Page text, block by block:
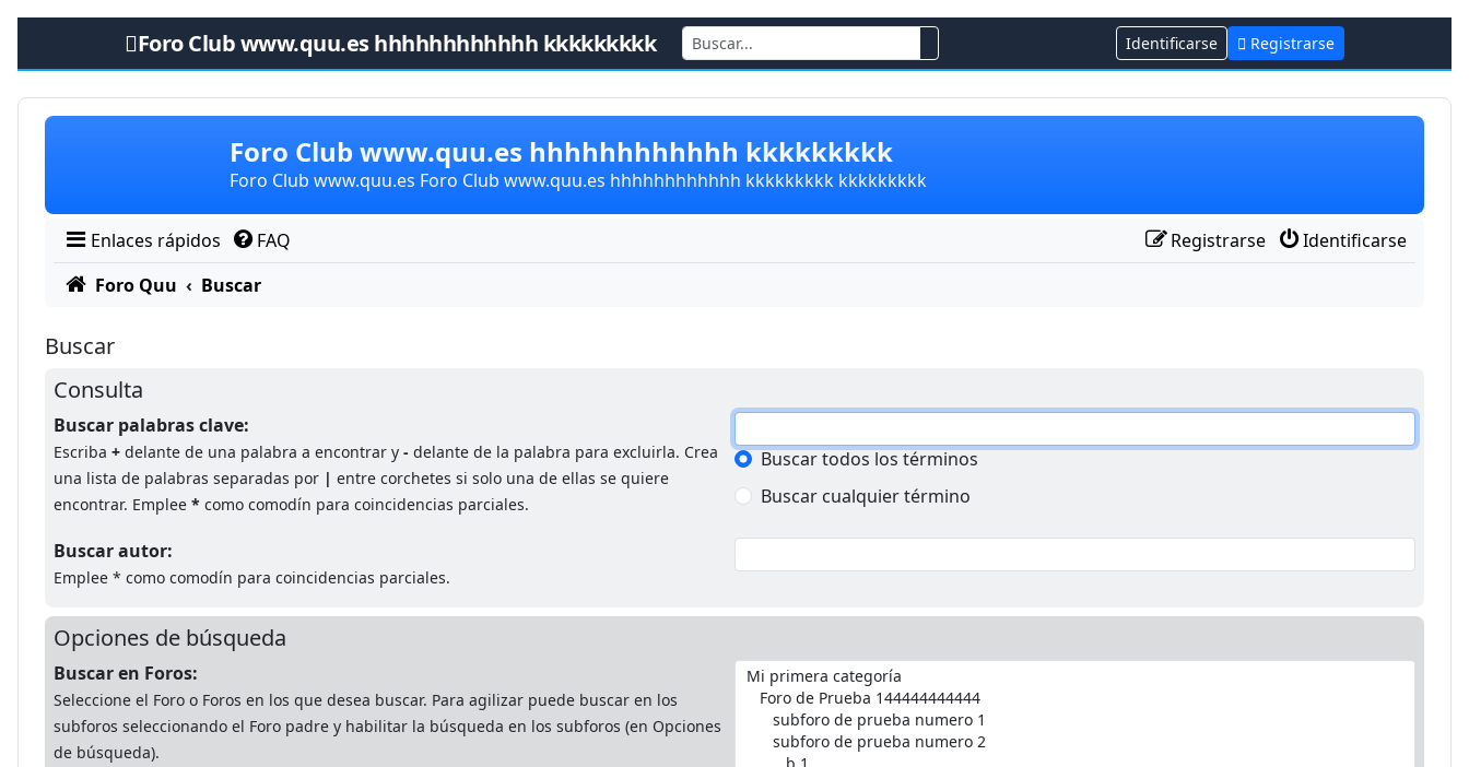
Foro Club www.quu.es hhhhhhhhhhhh kkkkkkkkk Identificarse Registrarse
Obviar
Foro Club www.quu.es hhhhhhhhhhhh kkkkkkkkk
Foro Club www.quu.es Foro Club www.quu.es hhhhhhhhhhhh kkkkkkkkk kkkkkkkkk
Enlaces rápidos FAQ Identificarse
Registrarse
Foro Quu
Buscar
Buscar
Consulta
Buscar palabras clave:
Escriba + delante de una palabra a encontrar y - delante de la palabra para excluirla. Crea
una lista de palabras separadas por | entre corchetes si solo una de ellas se quiere
encontrar. Emplee * como comodín para coincidencias parciales.
Buscar todos los términos
Buscar cualquier término
Buscar autor:
Emplee * como comodín para coincidencias parciales.
Opciones de búsqueda
Buscar en Foros:
Seleccione el Foro o Foros en los que desea buscar. Para agilizar puede buscar en los
subforos seleccionando el Foro padre y habilitar la búsqueda en los subforos (en Opciones
de búsqueda).